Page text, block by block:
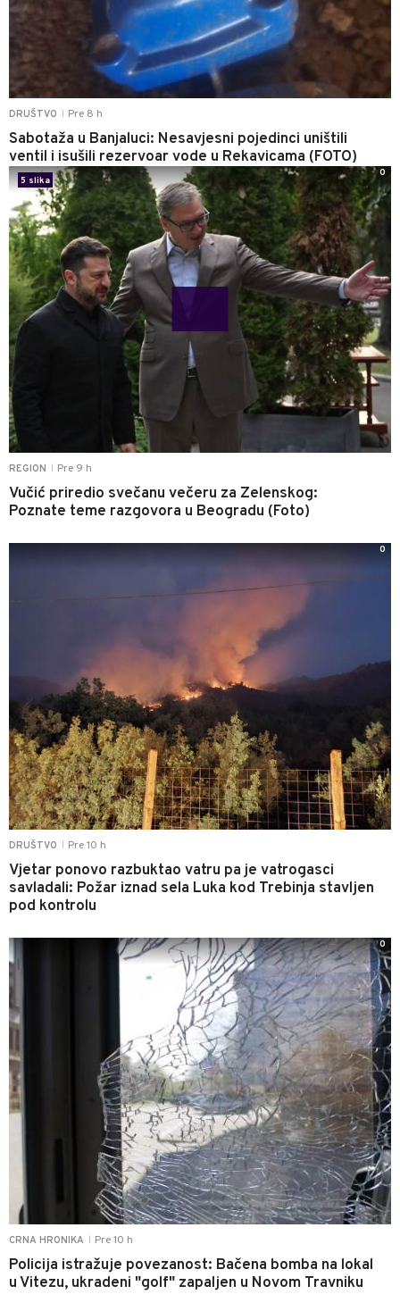
DRUŠTVO Pre 8 h
Sabotaža u Banjaluci: Nesavjesni pojedinci uništili
ventil i isušili rezervoar vode u Rekavicama (FOTO)
REGION Pre 9 h
Vučić priredio svečanu večeru za Zelenskog:
Poznate teme razgovora u Beogradu (Foto)
5 slika
0
DRUŠTVO Pre 10 h
Vjetar ponovo razbuktao vatru pa je vatrogasci
savladali: Požar iznad sela Luka kod Trebinja stavljen
pod kontrolu
0
CRNA HRONIKA Pre 10 h
Policija istražuje povezanost: Bačena bomba na lokal
u Vitezu, ukradeni "golf" zapaljen u Novom Travniku
0